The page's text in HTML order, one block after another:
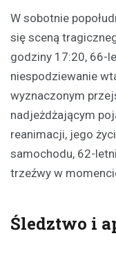
W sobotnie
się sceną
godziny 17:20, 66-
niespodziewanie
wyznaczonym
nadjeżdżającym
reanimacji, jego
samochodu, 62-
trzeźwy w
Śledztwo i